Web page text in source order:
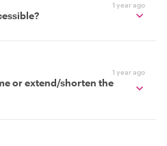
1 year ago
1 year ago
or extend/shorten the